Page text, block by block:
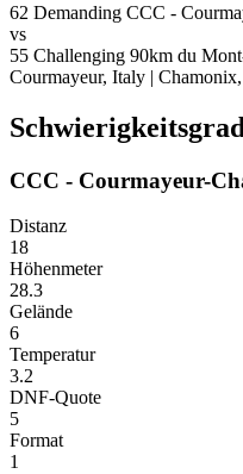
62 Demanding CCC -
vs
55 Challenging 90km du
Courmayeur, Italy |
Schwierigkeitsgrad
CCC - Courmayeur-
Distanz
18
Höhenmeter
28.3
Gelände
6
Temperatur
3.2
DNF-Quote
5
Format
1